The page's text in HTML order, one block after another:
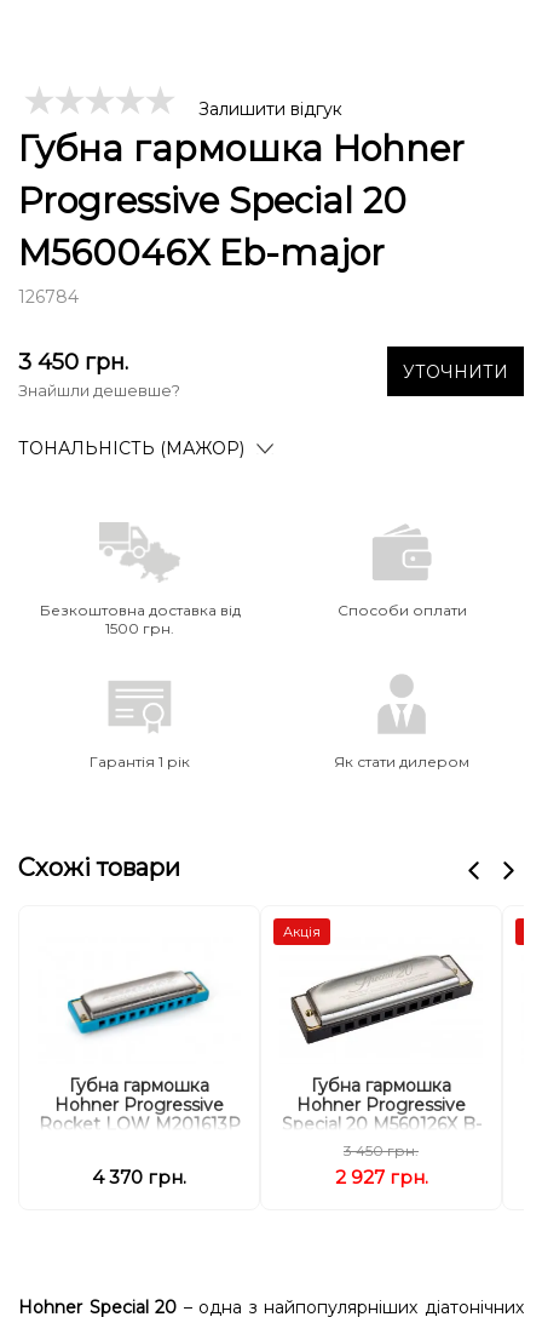
Залишити відгук
Губна гармошка Hohner
Progressive Special 20
M560046X Eb-major
126784
3 450 грн.
Знайшли дешевше?
УТОЧНИТИ
ТОНАЛЬНІСТЬ (МАЖОР)
Безкоштовна доставка від
1500 грн.
Способи оплати
Гарантія 1 рік Як стати дилером
Схожі товари
Губна гармошка
Hohner Progressive
Rocket LOW M201613P
4 370 грн.
Акція
Губна гармошка
Hohner Progressive
Special 20 M560126X B-
major
3 450 грн.
2 927 грн.
Hohner Special 20 – одна з найпопулярніших діатонічних